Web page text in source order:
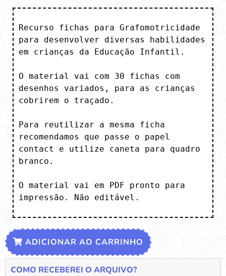
Recurso fichas para Grafomotricidade
para desenvolver diversas habilidades
em crianças da Educação Infantil.
O material vai com 30 fichas com
desenhos variados, para as crianças
cobrirem o traçado.
Para reutilizar a mesma ficha
recomendamos que passe o papel
contact e utilize caneta para quadro
branco.
O material vai em PDF pronto para
impressão. Não editável.
ADICIONAR AO CARRINHO
COMO RECEBEREI O ARQUIVO?